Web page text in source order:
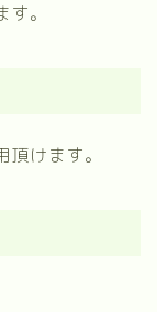
。
けます。